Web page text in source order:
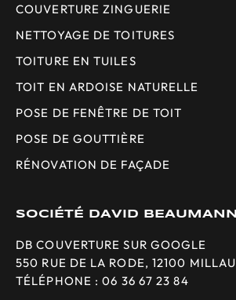
COUVERTURE ZINGUERIE
NETTOYAGE DE TOITURES
TOITURE EN TUILES
TOIT EN ARDOISE NATURELLE
POSE DE FENÊTRE DE TOIT
POSE DE GOUTTIÈRE
RÉNOVATION DE FAÇADE
SOCIÉTÉ DAVID BEAUMANN
DB COUVERTURE SUR GOOGLE
550 RUE DE LA RODE, 12100 MILLAU
TÉLÉPHONE : 06 36 67 23 84